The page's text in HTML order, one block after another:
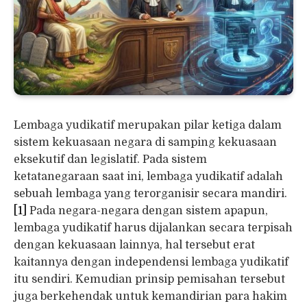
Lembaga yudikatif merupakan pilar ketiga dalam
sistem kekuasaan negara di samping kekuasaan
eksekutif dan legislatif. Pada sistem
ketatanegaraan saat ini, lembaga yudikatif adalah
sebuah lembaga yang terorganisir secara mandiri.
[1]
Pada negara-negara dengan sistem apapun,
lembaga yudikatif harus dijalankan secara terpisah
dengan kekuasaan lainnya, hal tersebut erat
kaitannya dengan independensi lembaga yudikatif
itu sendiri. Kemudian prinsip pemisahan tersebut
juga berkehendak untuk kemandirian para hakim